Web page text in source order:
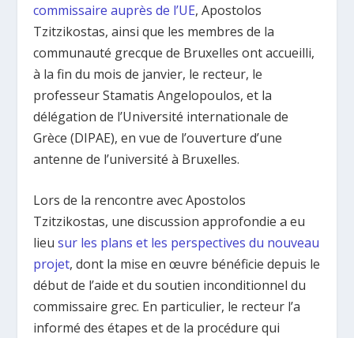
commissaire auprès de l’UE, Apostolos
Tzitzikostas, ainsi que les membres de la
communauté grecque de Bruxelles ont accueilli,
à la fin du mois de janvier, le recteur, le
professeur Stamatis Angelopoulos, et la
délégation de l’Université internationale de
Grèce (DIPAE), en vue de l’ouverture d’une
antenne de l’université à Bruxelles.
Lors de la rencontre avec Apostolos
Tzitzikostas, une discussion approfondie a eu
lieusur les plans et les perspectives du nouveau
projet, dont la mise en œuvre bénéficie depuis le
début de l’aide et du soutien inconditionnel du
commissaire grec. En particulier, le recteur l’a
informé des étapes et de la procédure qui